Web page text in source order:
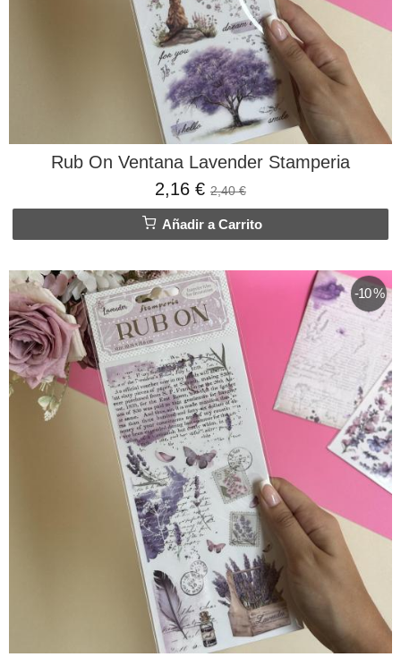
Rub On Ventana Lavender Stamperia
2,16 € 2,40 €
Añadir a Carrito
-10 %